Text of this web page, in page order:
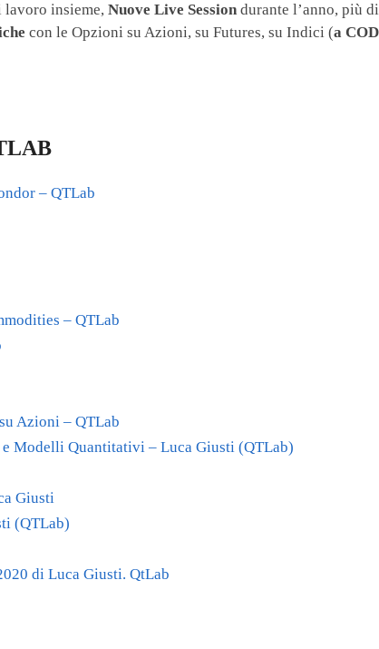
lavoro insieme,Nuove Live Sessiondurante l’anno, più
con le Opzioni su Azioni, su Futures, su Indici (a
– QTLab
– QTLab
Azioni – QTLab
Modelli Quantitativi – Luca Giusti (QTLab)
Giusti
(QTLab)
di Luca Giusti. QtLab